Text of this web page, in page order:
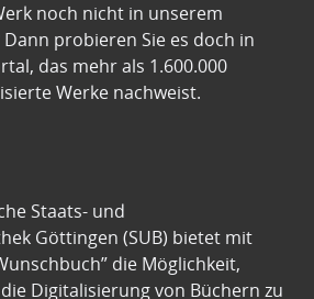
noch nicht in unserem
probieren Sie es doch in
das mehr als 1.600.000
Werke nachweist.
Staats- und
Göttingen (SUB) bietet mit
die Möglichkeit,
Digitalisierung von Büchern zu